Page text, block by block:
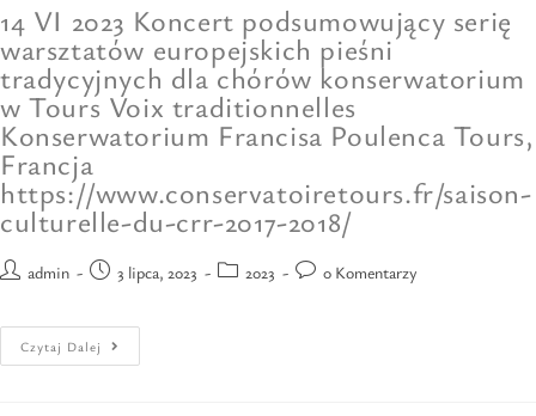
14 VI 2023 Koncert podsumowujący serię
warsztatów europejskich pieśni
tradycyjnych dla chórów konserwatorium
w Tours Voix traditionnelles
Konserwatorium Francisa Poulenca Tours,
Francja
https://www.conservatoiretours.fr/saison-
culturelle-du-crr-2017-2018/
admin 3 lipca, 2023 2023 0 Komentarzy
Czytaj Dalej